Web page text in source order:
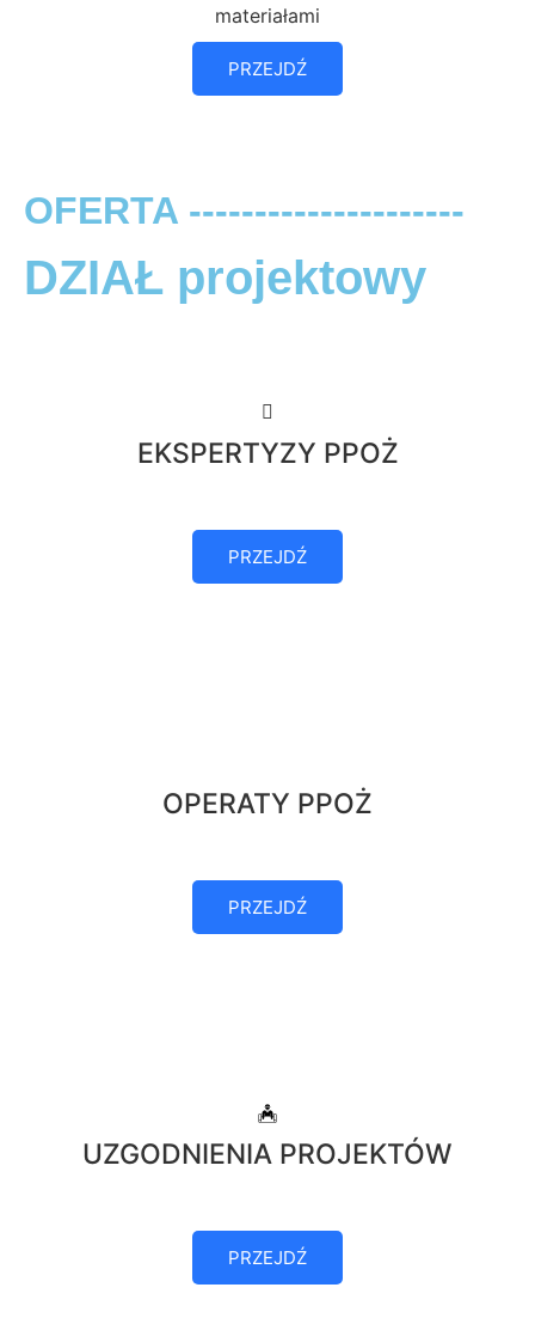
materiałami
PRZEJDŹ
OFERTA ---------------------
DZIAŁ projektowy
EKSPERTYZY PPOŻ
PRZEJDŹ
OPERATY PPOŻ
PRZEJDŹ
UZGODNIENIA PROJEKTÓW
PRZEJDŹ